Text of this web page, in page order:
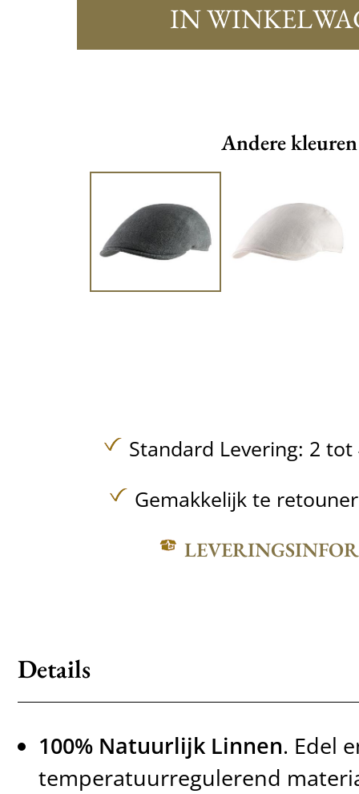
IN
Andere kleuren
Standard Levering: 2
Gemakkelijk te
Details
100% Natuurlijk Linnen. Edel
temperatuurregulerend